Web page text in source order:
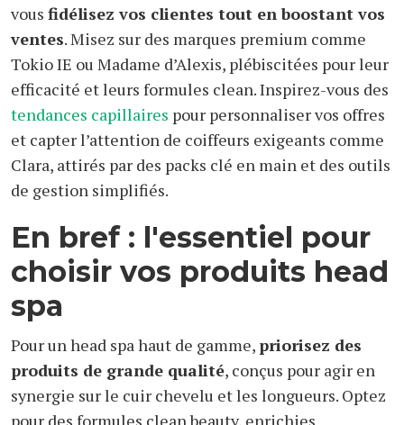
vous fidélisez vos clientes tout en boostant vos
ventes. Misez sur des marques premium comme
Tokio IE ou Madame d’Alexis, plébiscitées pour leur
efficacité et leurs formules clean. Inspirez-vous des
tendances capillaires pour personnaliser vos offres
et capter l’attention de coiffeurs exigeants comme
Clara, attirés par des packs clé en main et des outils
de gestion simplifiés.
En bref : l'essentiel pour
choisir vos produits head
spa
Pour un head spa haut de gamme, priorisez des
produits de grande qualité, conçus pour agir en
synergie sur le cuir chevelu et les longueurs. Optez
pour des formules clean beauty, enrichies